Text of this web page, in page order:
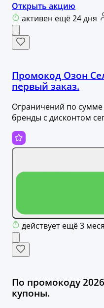
Открыть акцию
активен ещё 24 дня
Промокод Озон
первый заказ.
Ограничений по
бренды с дисконтом
действует ещё 3
По промокоду
купоны.